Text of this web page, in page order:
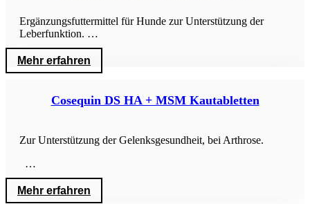
Ergänzungsfuttermittel für Hunde zur Unterstützung der
Leberfunktion. …
Mehr erfahren
Cosequin DS HA + MSM Kautabletten
Zur Unterstützung der Gelenksgesundheit, bei Arthrose.
…
Mehr erfahren